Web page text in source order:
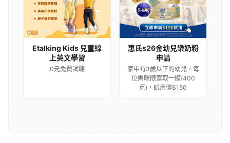
Etalking Kids 兒童線
上英文學習
0元免費試聽
惠氏s26金幼兒樂奶粉
申請
家中有3歲以下的幼兒，每
位媽咪限索取一罐(400
克)，試用價$150